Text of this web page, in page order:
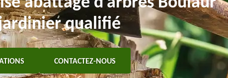
qualifié
CONTACTEZ-NOUS